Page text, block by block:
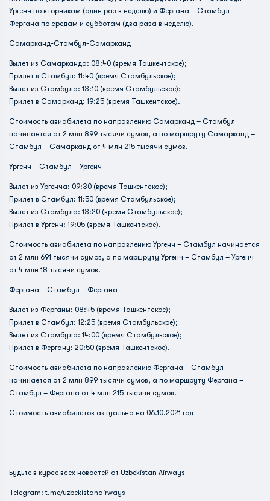
Ургенч по вторникам (один раз в неделю) и Фергана – Стамбул –
Фергана по средам и субботам (два раза в неделю).
Самарканд-Стамбул-Самарканд
Вылет из Самарканда: 08:40 (время Ташкентское);
Прилет в Стамбул: 11:40 (время Стамбульское);
Вылет из Стамбула: 13:10 (время Стамбульское);
Прилет в Самарканд: 19:25 (время Ташкентское).
Стоимость авиабилета по направлению Самарканд – Стамбул
начинается от 2 млн 899 тысячи сумов, а по маршруту Самарканд –
Стамбул – Самарканд от 4 млн 215 тысячи сумов.
Ургенч – Стамбул – Ургенч
Вылет из Ургенча: 09:30 (время Ташкентское);
Прилет в Стамбул: 11:50 (время Стамбульское);
Вылет из Стамбула: 13:20 (время Стамбульское);
Прилет в Ургенч: 19:05 (время Ташкентское).
Стоимость авиабилета по направлению Ургенч – Стамбул начинается
от 2 млн 691 тысячи сумов, а по маршруту Ургенч – Стамбул – Ургенч
от 4 млн 18 тысячи сумов.
Фергана – Стамбул – Фергана
Вылет из Ферганы: 08:45 (время Ташкентское);
Прилет в Стамбул: 12:25 (время Стамбульское);
Вылет из Стамбула: 14:00 (время Стамбульское);
Прилет в Фергану: 20:50 (время Ташкентское).
Стоимость авиабилета по направлению Фергана – Стамбул
начинается от 2 млн 899 тысячи сумов, а по маршруту Фергана –
Стамбул – Фергана от 4 млн 215 тысячи сумов.
Стоимость авиабилетов актуальна на 06.10.2021 год
Будьте в курсе всех новостей от Uzbekistan Airways
Telegram:t.me/uzbekistanairways